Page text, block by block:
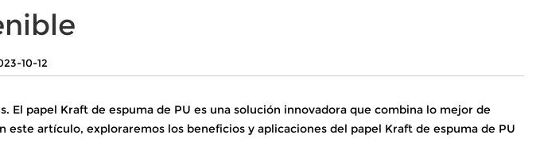
10-12
papel Kraft de espuma de PU es una solución innovadora que combina lo mejor de
artículo, exploraremos los beneficios y aplicaciones del papel Kraft de espuma de PU